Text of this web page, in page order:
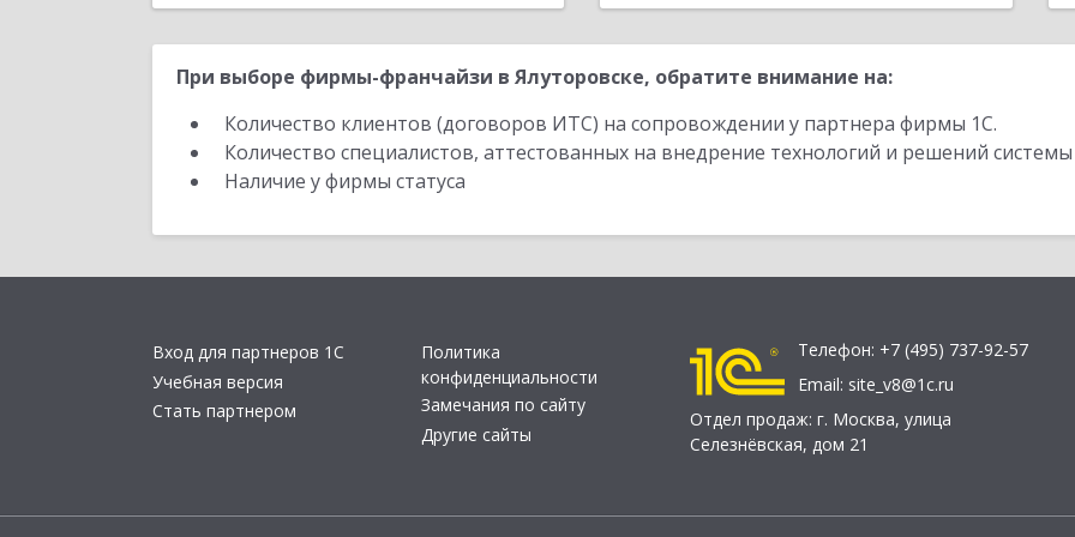
При выборе фирмы-франчайзи в Ялуторовске, обратите внимание на:
Количество клиентов (договоров ИТС) на сопровождении у партнера фирмы 1С.
Количество специалистов, аттестованных на внедрение технологий и решений
Наличие у фирмы статуса
Вход для партнеров 1С
Учебная версия
Стать партнером
Политика
конфиденциальности
Замечания по сайту
Другие сайты
Телефон: +7 (495) 737-92-57
Email: site_v8@1c.ru
Отдел продаж: г. Москва, улица
Селезнёвская, дом 21